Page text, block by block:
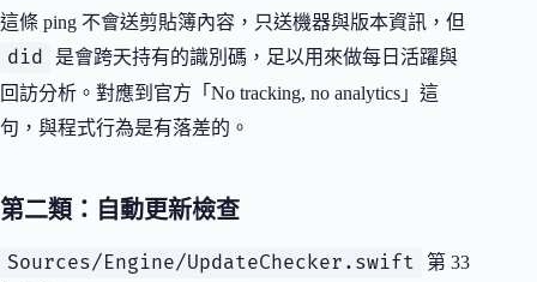
這條 ping 不會送剪貼簿內容，只送機器與版本資訊，但
did
是會跨天持有的識別碼，足以用來做每日活躍與
回訪分析。對應到官方「No tracking, no analytics」這
句，與程式行為是有落差的。
第二類：自動更新檢查
Sources/Engine/UpdateChecker.swift
第 33